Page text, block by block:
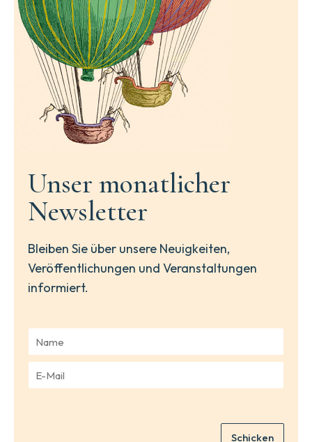
Unser monatlicher
Newsletter
Bleiben Sie über unsere Neuigkeiten,
Veröffentlichungen und Veranstaltungen
informiert.
m
*
Schicken